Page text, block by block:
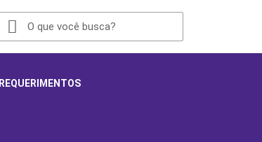
REQUERIMENTOS